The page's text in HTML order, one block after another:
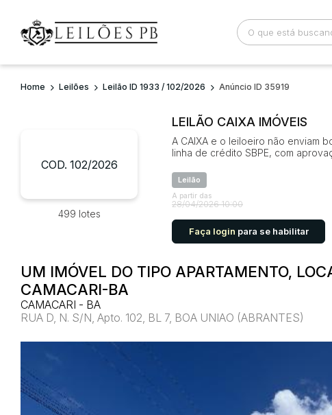
Busca por palavra-chave Categoria
Comitente
Home Leilões Leilão ID 1933 / 102/2026 Anúncio ID 35919
COD. 102/2026
499 lotes
LEILÃO CAIXA IMÓVEIS
A CAIXA e o leiloeiro não enviam
linha de crédito SBPE, com
Leilão
A partir das
28/04/2026 10:00
Faça login para se habilitar
UM IMÓVEL DO TIPO APARTAMENTO,
CAMACARI-BA
CAMACARI - BA
RUA D, N. S/N, Apto. 102, BL 7, BOA UNIAO (ABRANTES)